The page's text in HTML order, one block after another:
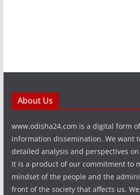
About Us
www.odisha24.com is a digital form
information dissemination. We want
detailed analysis and perspectives
It is a product of our commitment to
mindset of the people and the
front of the society that affects us.